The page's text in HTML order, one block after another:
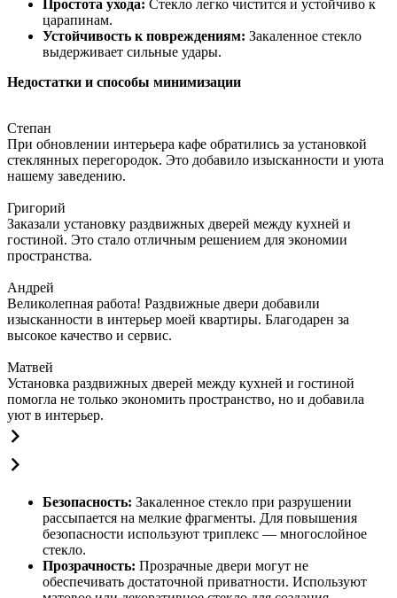
Простота ухода: Стекло легко чистится и устойчиво к
царапинам.
Устойчивость к повреждениям: Закаленное стекло
выдерживает сильные удары.
Недостатки и способы минимизации
Степан
При обновлении интерьера кафе обратились за установкой
стеклянных перегородок. Это добавило изысканности и уюта
нашему заведению.
Григорий
Заказали установку раздвижных дверей между кухней и
гостиной. Это стало отличным решением для экономии
пространства.
Андрей
Великолепная работа! Раздвижные двери добавили
изысканности в интерьер моей квартиры. Благодарен за
высокое качество и сервис.
Матвей
Установка раздвижных дверей между кухней и гостиной
помогла не только экономить пространство, но и добавила
уют в интерьер.
Безопасность: Закаленное стекло при разрушении
рассыпается на мелкие фрагменты. Для повышения
безопасности используют триплекс — многослойное
стекло.
Прозрачность: Прозрачные двери могут не
обеспечивать достаточной приватности. Используют